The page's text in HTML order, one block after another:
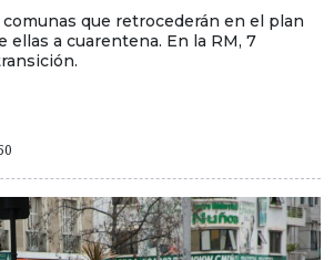
que retrocederán en el plan
ellas a cuarentena. En la RM, 7